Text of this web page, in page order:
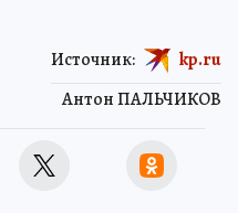
Антон ПАЛЬЧИКОВ
Источник: kp.ru